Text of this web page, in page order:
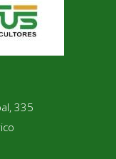
335